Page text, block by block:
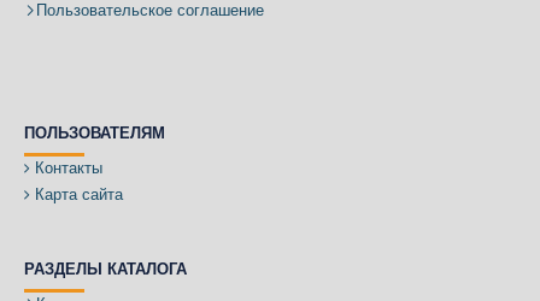
Пользовательское соглашение
ПОЛЬЗОВАТЕЛЯМ
Контакты
Карта сайта
РАЗДЕЛЫ КАТАЛОГА